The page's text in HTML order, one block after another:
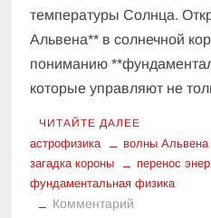
температуры Солнца.
Альвена** в солнечной
пониманию
которые управляют не
ЧИТАЙТЕ ДАЛЕЕ
астрофизика волны Альвена
загадка короны
перенос
фундаментальная физика
Комментарий